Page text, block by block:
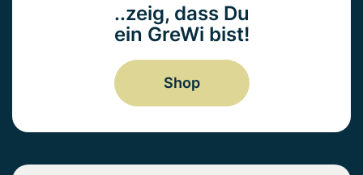
..zeig, dass Du
ein GreWi bist!
Shop